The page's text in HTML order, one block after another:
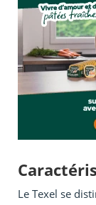
Le Texel se